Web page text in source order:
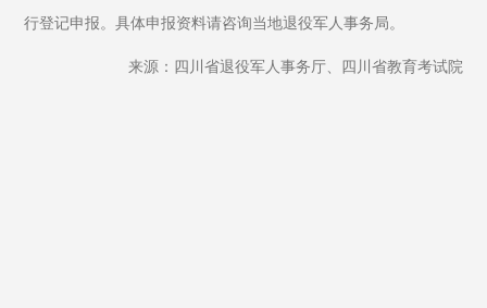
行登记申报。具体申报资料请咨询当地退役军人事务局。
来源：四川省退役军人事务厅、四川省教育考试院